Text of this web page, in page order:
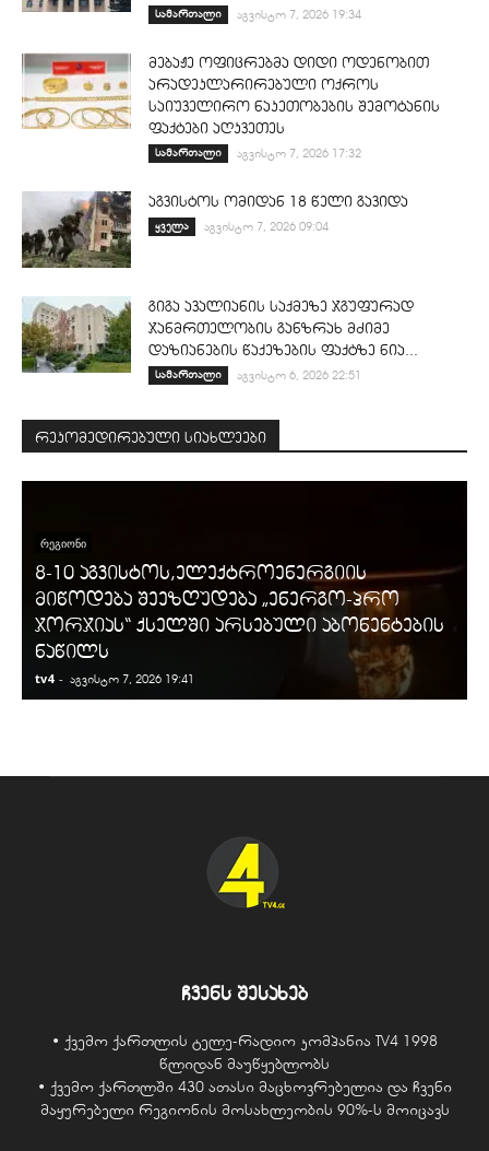
სამართალი აგვისტო 7, 2026 19:34
მებაჟე ოფიცრებმა დიდი ოდენობით
არადეკლარირებული ოქროს
საიუველირო ნაკეთობების შემოტანის
ფაქტები აღკვეთეს
სამართალი აგვისტო 7, 2026 17:32
აგვისტოს ომიდან 18 წელი გავიდა
ყველა აგვისტო 7, 2026 09:04
გიგა ავალიანის საქმეზე ჯგუფურად
ჯანმრთელობის განზრახ მძიმე
დაზიანების წაქეზების ფაქტზე ნია...
სამართალი აგვისტო 6, 2026 22:51
რეკომედირებული სიახლეები
ᲠᲔᲒᲘᲝᲜᲘ
8-10 აგვისტოს,ელექტროენერგიის
მიწოდება შეეზღუდება „ენერგო-პრო
ჯორჯიას“ ქსელში არსებული აბონენტების
ნაწილს
tv4 - აგვისტო 7, 2026 19:41
ჩვენს შესახებ
• ქვემო ქართლის ტელე-რადიო კომპანია TV4 1998
წლიდან მაუწყებლობს
• ქვემო ქართლში 430 ათასი მაცხოვრებელია და ჩვენი
მაყურებელი რეგიონის მოსახლეობის 90%-ს მოიცავს